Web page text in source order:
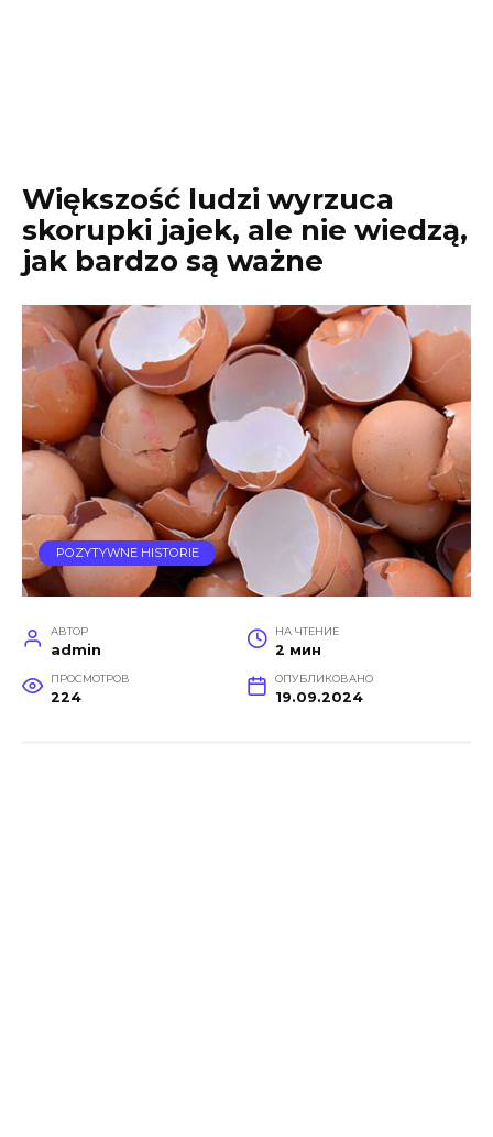
Większość ludzi wyrzuca
skorupki jajek, ale nie wiedzą,
jak bardzo są ważne
POZYTYWNE HISTORIE
АВТОР
admin
НА ЧТЕНИЕ
2 мин
ПРОСМОТРОВ
224
ОПУБЛИКОВАНО
19.09.2024